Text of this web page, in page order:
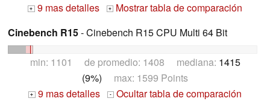
+ 9 mas detalles +
Mostrar tabla de comparación
Cinebench R15- Cinebench R15 CPU Multi 64 Bit
min: 1101 de promedio: 1408 mediana: 1415
(9%) max: 1599 Points
+ 9 mas detalles - Ocultar tabla de comparación